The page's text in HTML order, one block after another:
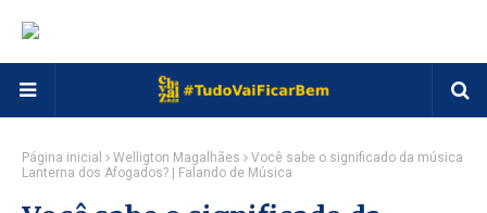
Página inicial Welligton Magalhães
Você sabe o significado da música
Lanterna dos Afogados? | Falando de Música